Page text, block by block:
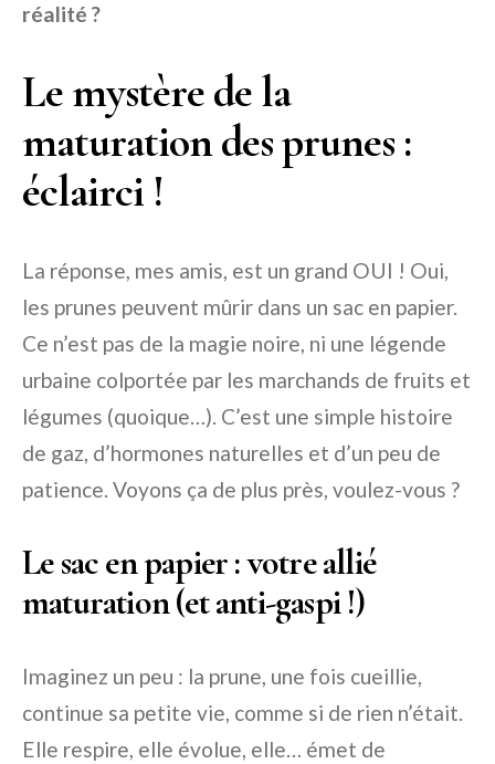
réalité ?
Le mystère de la
maturation des prunes :
éclairci !
La réponse, mes amis, est un grand OUI ! Oui,
les prunes peuvent mûrir dans un sac en papier.
Ce n’est pas de la magie noire, ni une légende
urbaine colportée par les marchands de fruits et
légumes (quoique…). C’est une simple histoire
de gaz, d’hormones naturelles et d’un peu de
patience. Voyons ça de plus près, voulez-vous ?
Le sac en papier : votre allié
maturation (et anti-gaspi !)
Imaginez un peu : la prune, une fois cueillie,
continue sa petite vie, comme si de rien n’était.
Elle respire, elle évolue, elle… émet de